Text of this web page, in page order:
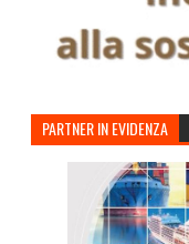
PARTNER IN EVIDENZA